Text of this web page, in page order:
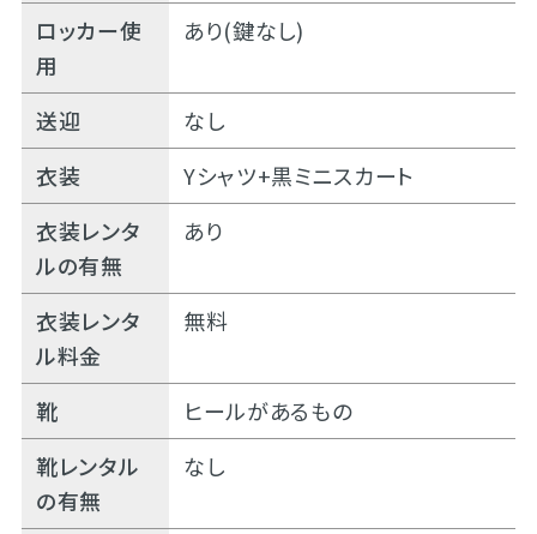
ロッカー使
用
あり(鍵なし)
送迎
なし
衣装
Yシャツ+黒ミニスカート
衣装レンタ
ルの有無
あり
衣装レンタ
ル料金
無料
靴
ヒールがあるもの
靴レンタル
の有無
なし